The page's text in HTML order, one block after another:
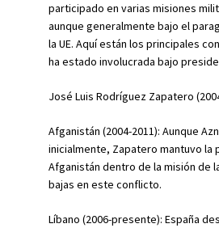
participado en varias misiones
aunque generalmente bajo el
la UE. Aquí están los principales
ha estado involucrada bajo
José Luis Rodríguez Zapatero
Afganistán (2004-2011): Aunque
inicialmente, Zapatero mantuvo la
Afganistán dentro de la misión de
bajas en este conflicto.
Líbano (2006-presente): España